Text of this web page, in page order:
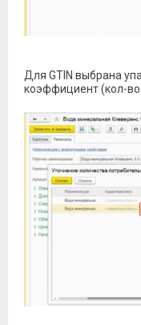
Для GTIN выбрана
коэффициент (кол-во